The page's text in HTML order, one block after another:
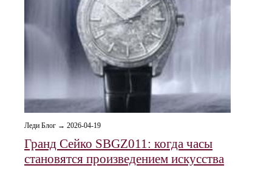
Леди Блог → 2026-04-19
Гранд Сейко SBGZ011: когда часы
становятся произведением искусства